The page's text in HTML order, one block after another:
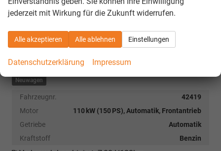
Neuwagen
Fahrzeugnr.
42419
Motor
110 kW (150 PS), Automatik, Frontantrieb
Getriebe
Automatik
Kraftstoff
Benzin
jederzeit mit Wirkung für die Zukunft widerrufen.
Alle akzeptieren Alle ablehnen Einstellungen
Datenschutzerklärung Impressum